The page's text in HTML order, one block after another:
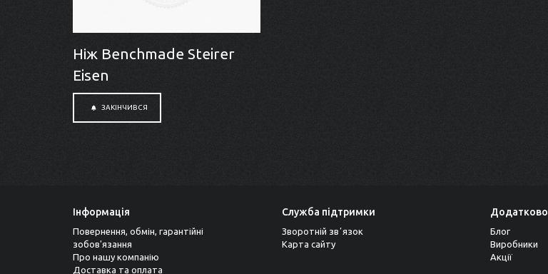
Ніж Benchmade Steirer
Eisen
ЗАКІНЧИВСЯ
Інформація
Повернення, обмін, гарантійні
зобов'язання
Про нашу компанію
Доставка та оплата
Служба підтримки
Зворотній звʼязок
Карта сайту
Додатково
Блог
Виробники
Акції